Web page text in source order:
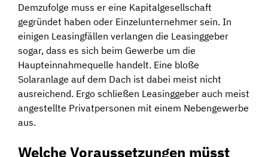
Demzufolge muss er eine Kapitalgesellschaft
gegründet haben oder Einzelunternehmer sein. In
einigen Leasingfällen verlangen die Leasinggeber
sogar, dass es sich beim Gewerbe um die
Haupteinnahmequelle handelt. Eine bloße
Solaranlage auf dem Dach ist dabei meist nicht
ausreichend. Ergo schließen Leasinggeber auch meist
angestellte Privatpersonen mit einem Nebengewerbe
aus.
Welche Voraussetzungen müsst